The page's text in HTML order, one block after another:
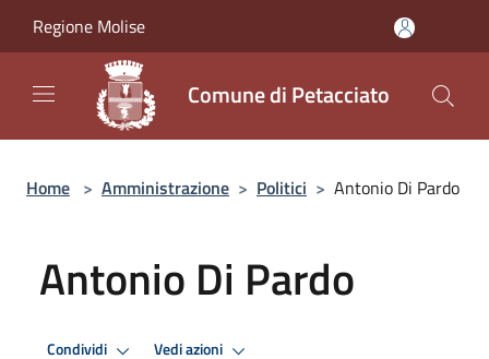
Regione Molise
Comune di Petacciato
Home > Amministrazione > Politici > Antonio Di Pardo
Antonio Di Pardo
Condividi Vedi azioni